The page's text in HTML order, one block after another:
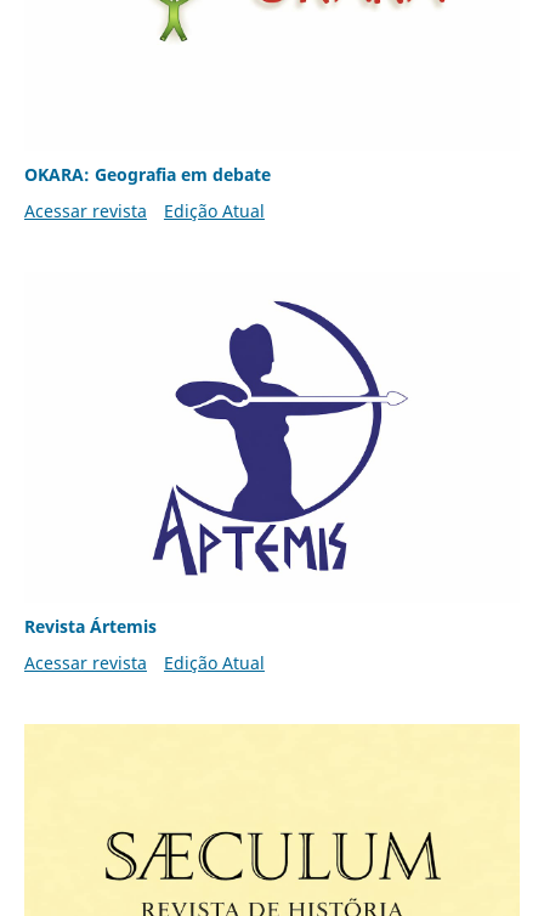
OKARA: Geografia em debate
Acessar revista
Edição Atual
Revista Ártemis
Acessar revista
Edição Atual